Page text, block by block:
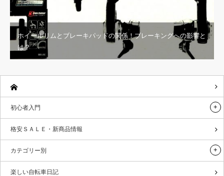
ホイールリムとブレーキパッドの関係！ブレーキングへの影響と
は？
初心者入門
格安ＳＡＬＥ・新商品情報
カテゴリー別
楽しい自転車日記